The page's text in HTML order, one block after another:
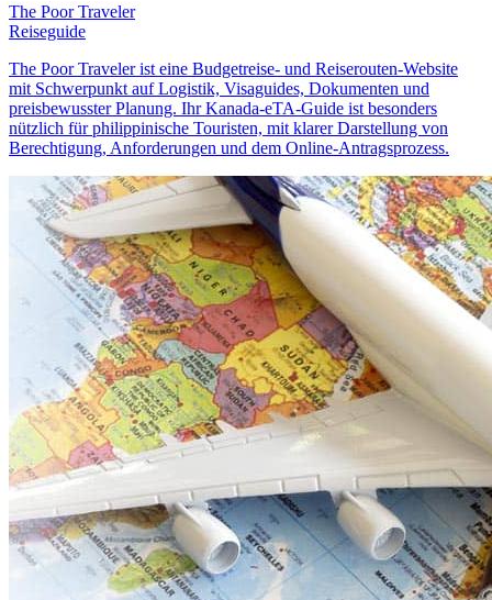
The Poor Traveler
Reiseguide
The Poor Traveler ist eine Budgetreise- und Reiserouten-Website
mit Schwerpunkt auf Logistik, Visaguides, Dokumenten und
preisbewusster Planung. Ihr Kanada-eTA-Guide ist besonders
nützlich für philippinische Touristen, mit klarer Darstellung von
Berechtigung, Anforderungen und dem Online-Antragsprozess.